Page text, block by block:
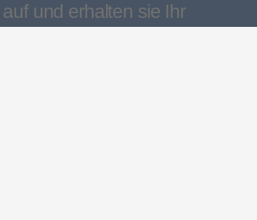
auf und erhalten sie Ihr